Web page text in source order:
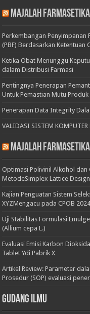
Majalah
Perkembangan Penyimpanan
(PBF) Berdasarkan Ketentuan
Ketika Obat Menunggu
dalam Distribusi Farmasi
Pentingnya Penerapan
Untuk Pemastian Mutu Produk
Penerapan Data Integrity
VALIDASI SISTEM
Majalah
Optimasi Polivinil Alkohol
MetodeSimplex Lattice Design
Kajian Penguatan Sistem
XYZMengacu pada CPOB
Uji Stabilitas Formulasi
(Allium cepa L.)
Evaluasi Emisi Karbon
Tablet Ydi Pabrik X
Artikel Review: Parameter
Prosedur (SOP) evaluasi
Gudang Ilmu